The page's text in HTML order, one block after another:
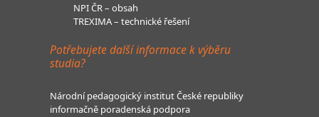
NPI ČR – obsah
TREXIMA – technické řešení
Potřebujete další informace k výběru
studia?
Národní pedagogický institut České republiky
informačně poradenská podpora